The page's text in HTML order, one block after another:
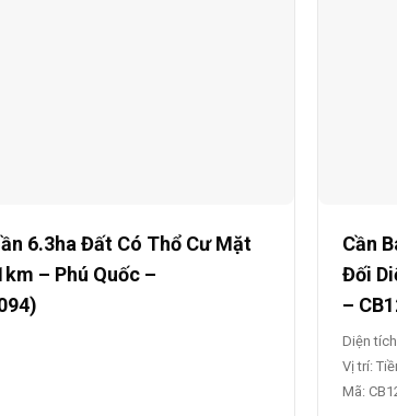
6.3ha Đất Có Thổ Cư Mặt
– Phú Quốc –
Cần
Đối
–
Diện
Vị trí:
Mã: